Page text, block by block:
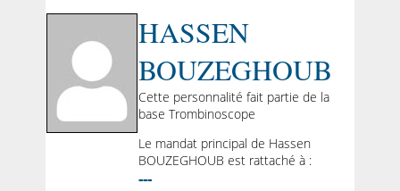
HASSEN
BOUZEGHOUB
Cette personnalité fait partie de la
base Trombinoscope
Le mandat principal de Hassen
BOUZEGHOUB est rattaché à :
---